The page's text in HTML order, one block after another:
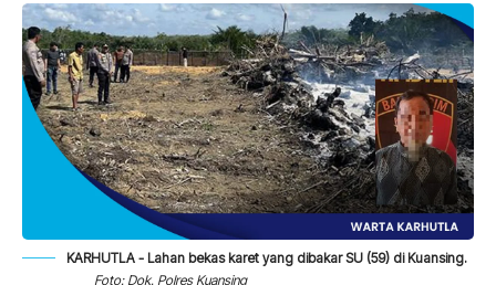
KARHUTLA - Lahan bekas karet yang dibakar SU (59) di Kuansing.
Foto: Dok. Polres Kuansing